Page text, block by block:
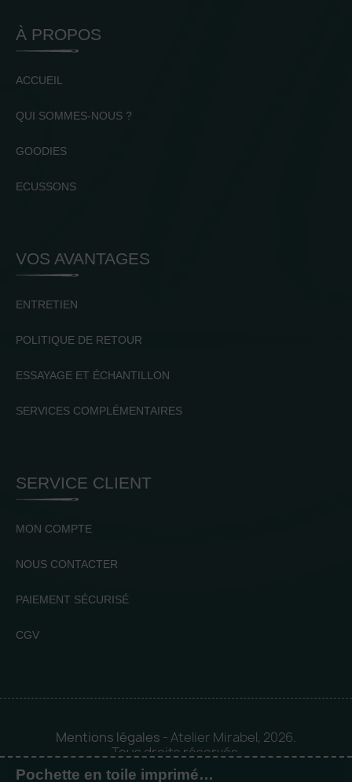
Pochette en toile imprimé léopard
À PROPOS
ACCUEIL
QUI SOMMES-NOUS ?
GOODIES
ECUSSONS
VOS AVANTAGES
ENTRETIEN
POLITIQUE DE RETOUR
ESSAYAGE ET ÉCHANTILLON
SERVICES COMPLÉMENTAIRES
SERVICE CLIENT
MON COMPTE
NOUS CONTACTER
PAIEMENT SÉCURISÉ
CGV
Mentions légales - Atelier Mirabel, 2026.
Tous droits réservés.